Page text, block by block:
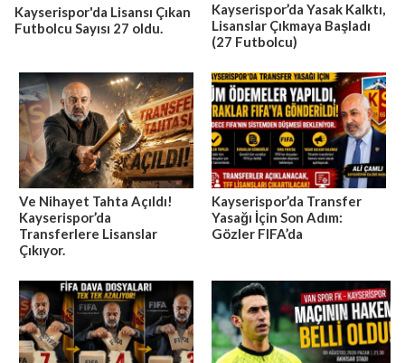
Kayserispor'da Lisansı Çıkan
Futbolcu Sayısı 27 oldu.
Kayserispor’da Yasak Kalktı,
Lisanslar Çıkmaya Başladı
(27 Futbolcu)
Ve Nihayet Tahta Açıldı!
Kayserispor’da
Transferlere Lisanslar
Çıkıyor.
Kayserispor’da Transfer
Yasağı İçin Son Adım:
Gözler FIFA’da